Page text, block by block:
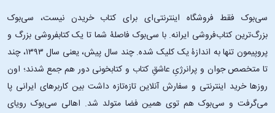
سی‌بوک فقط فروشگاه اینترنتی‌ای برای کتاب خریدن نیست، سی‌بوک
بزرگ‌ترین کتاب‌فروشی ایرانه. با سی‌بوک فاصلۀ شما تا یک کتابفروشی بزرگ و
پروپیمون تنها به اندازۀ یک کلیک شده. چند سال پیش، یعنی سال ۱۳۹۳، چند
تا متخصص جوان و پرانرژیِ عاشقِ کتاب و کتابخونی دور هم جمع شدند؛ اون‌
روزها خرید اینترنتی و سفارش آنلاین تازه‌تازه داشت بین کاربرهای ایرانی پا
می‌گرفت و سی‌بوک هم توی همین فضا متولد شد. اهالی سی‌بوک رویای